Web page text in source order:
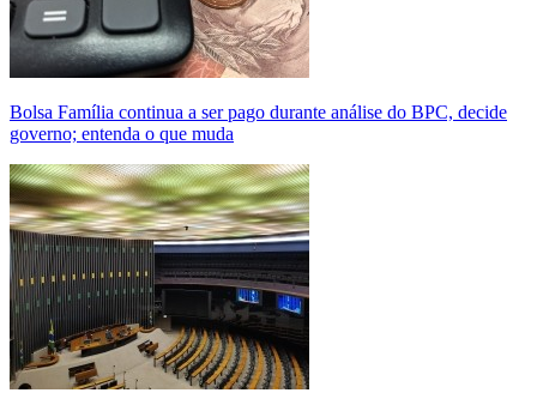
Bolsa Família continua a ser pago durante análise do BPC, decide
governo; entenda o que muda